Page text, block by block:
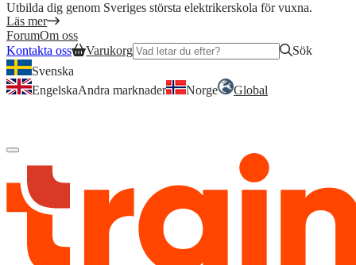
Utbilda dig genom Sveriges största elektrikerskola för vuxna.
Läs mer
ForumOm oss
Kontakta oss
Varukorg
Sök
Svenska
EngelskaAndra marknader Norge
Global